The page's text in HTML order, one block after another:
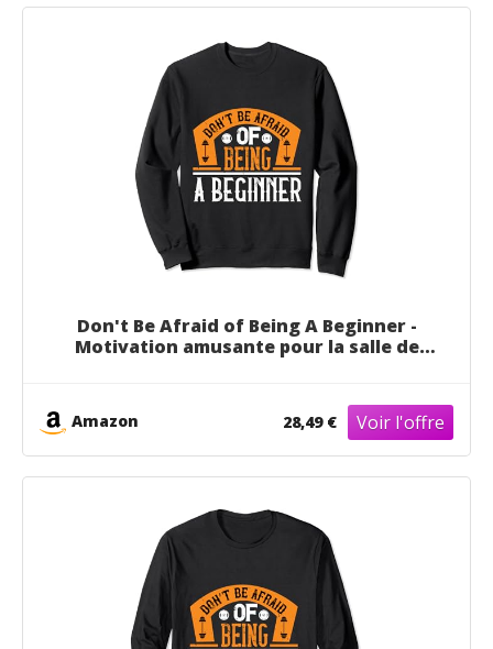
Don't Be Afraid of Being A Beginner -
Motivation amusante pour la salle de
Amazon 28,49 €